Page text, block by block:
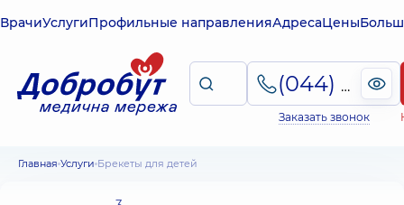
ВрачиУслугиПрофильные направленияАдресаЦены
(044) 495-2-888
Заказать звонок
Главная Услуги Брекеты для детей